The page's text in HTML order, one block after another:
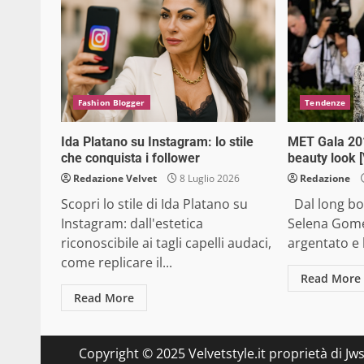
Fashion Blogger
Ida Platano su Instagram: lo stile
che conquista i follower
Redazione Velvet 8 Luglio 2026
Scopri lo stile di Ida Platano su
Instagram: dall'estetica
riconoscibile ai tagli capelli audaci,
come replicare il...
Read More
Tendenze
MET Gala
beauty look
Redazione
Dal long
Selena
argentato e
Read More
Copyright © 2025 Velvetstyle.it proprietà di